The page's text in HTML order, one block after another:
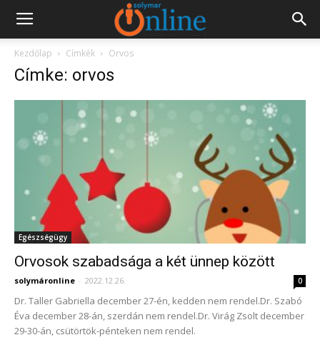
Kezdőlap Címkék Orvos
Címke: orvos
Egészségügy
Orvosok szabadsága a két ünnep között
solymáronline - 2022.12.26. 0
Dr. Taller Gabriella december 27-én, kedden nem rendel.Dr. Szabó
Éva december 28-án, szerdán nem rendel.Dr. Virág Zsolt december
29-30-án, csütörtök-pénteken nem rendel.